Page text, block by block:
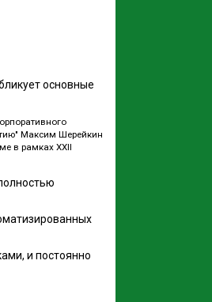
основные
Максим Шерейкин
в рамках XXII
и постоянно